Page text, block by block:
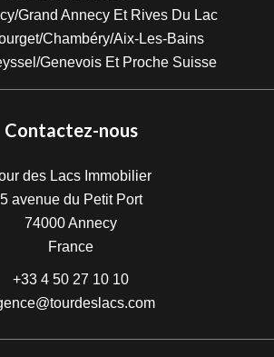
Grand Annecy Et Rives Du Lac
Chambéry/Aix-Les-Bains
Genevois Et Proche Suisse
Contactez-nous
des Lacs Immobilier
5 avenue du Petit Port
74000Annecy
France
+33 4 50 27 10 10